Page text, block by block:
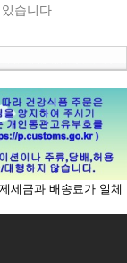
습니다
세금과 배송료가 일체